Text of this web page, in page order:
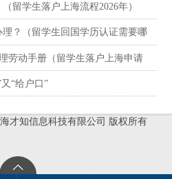
留学生落户上海流程2026年）
？（留学生回国学历认证需要哪
劳动手册（留学生落户上海申请
“给户口”
才知信息科技有限公司 版权所有